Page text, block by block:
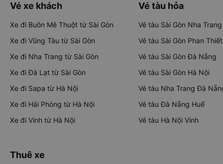
Vé xe khách
Xe đi Buôn Mê Thuột từ Sài Gòn
Xe đi Vũng Tàu từ Sài Gòn
Xe đi Nha Trang từ Sài Gòn
Xe đi Đà Lạt từ Sài Gòn
Xe đi Sapa từ Hà Nội
Xe đi Hải Phòng từ Hà Nội
Xe đi Vinh từ Hà Nội
Vé tàu hỏa
Vé tàu Sài Gòn Nha Trang
Vé tàu Sài Gòn Phan Thiết
Vé tàu Sài Gòn Đà Nẵng
Vé tàu Sài Gòn Hà Nội
Vé tàu Nha Trang Đà
Vé tàu Đà Nẵng Huế
Vé tàu Hà Nội Vinh
Thuê xe